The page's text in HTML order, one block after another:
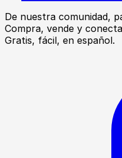
De nuestra comunidad,
Compra, vende y
Gratis, fácil, en español.